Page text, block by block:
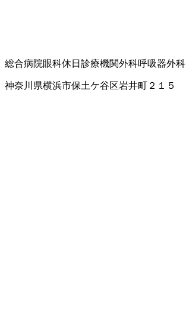
総合病院眼科休日診療機関外科呼吸器外科
神奈川県横浜市保土ケ谷区岩井町２１５